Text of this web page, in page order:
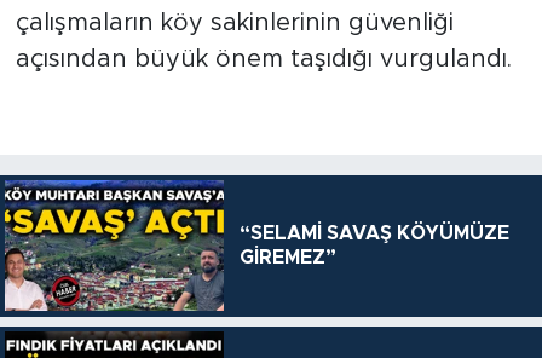
çalışmaların köy sakinlerinin güvenliği
açısından büyük önem taşıdığı vurgulandı.
“SELAMİ SAVAŞ KÖYÜMÜZE
GİREMEZ”